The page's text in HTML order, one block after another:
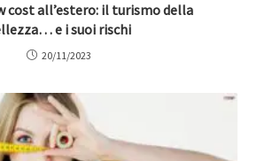
cost all’estero: il turismo della
e i suoi rischi
20/11/2023